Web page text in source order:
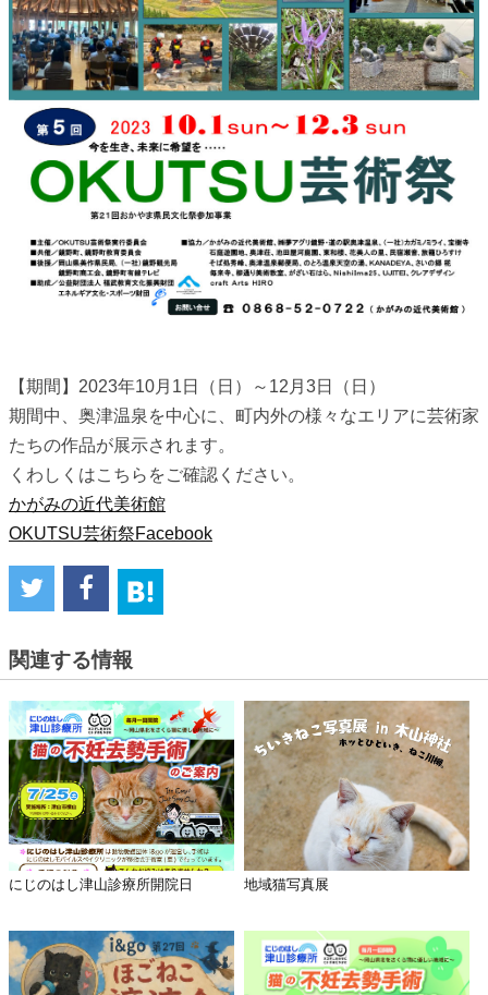
【期間】2023年10月1日（日）～12月3日（日）
期間中、奥津温泉を中心に、町内外の様々なエリアに芸術家
たちの作品が展示されます。
くわしくはこちらをご確認ください。
かがみの近代美術館
OKUTSU芸術祭Facebook
関連する情報
にじのはし津山診療所開院日 地域猫写真展